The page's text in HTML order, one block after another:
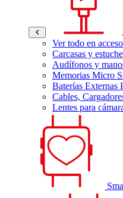
Ver todo en
Carcasas y
Audífonos y
Memorias Micro
Baterías Externas
Cables,
Lentes para